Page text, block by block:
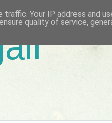
Your IP address and
quality of service,